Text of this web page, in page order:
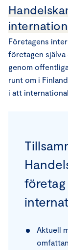
Företagens
företagen själva
genom
runt om i
i att
Aktuell